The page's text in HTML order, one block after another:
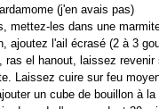
(j'en avais pas)
mettez-les dans une
ajoutez l'ail écrasé (2 à 3
el hanout, laissez
Laissez cuire sur feu
un cube de bouillon à la